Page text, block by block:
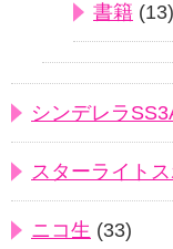
書籍 (13)
シンデレラ
スターライトス
ニコ生 (33)